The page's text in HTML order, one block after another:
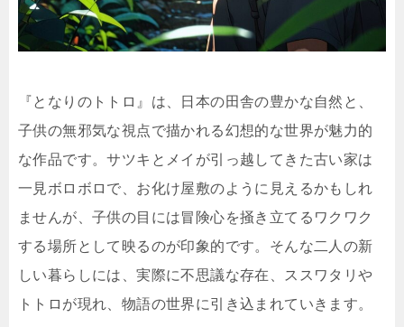
『となりのトトロ』は、日本の田舎の豊かな自然と、
子供の無邪気な視点で描かれる幻想的な世界が魅力的
な作品です。サツキとメイが引っ越してきた古い家は
一見ボロボロで、お化け屋敷のように見えるかもしれ
ませんが、子供の目には冒険心を掻き立てるワクワク
する場所として映るのが印象的です。そんな二人の新
しい暮らしには、実際に不思議な存在、ススワタリや
トトロが現れ、物語の世界に引き込まれていきます。